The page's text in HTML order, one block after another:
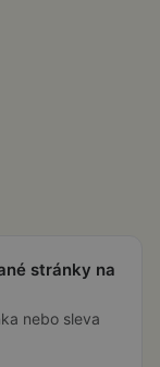
stránky na
nebo sleva